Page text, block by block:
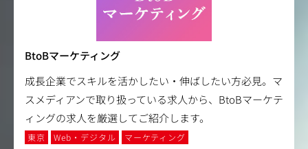
BtoBマーケティング
成長企業でスキルを活かしたい・伸ばしたい方必見。マ
スメディアンで取り扱っている求人から、BtoBマーケテ
ィングの求人を厳選してご紹介します。
東京 Web・デジタル マーケティング